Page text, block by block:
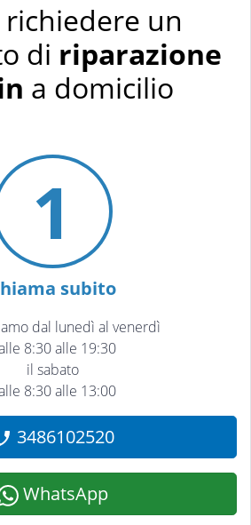
richiedere un
di riparazione
a domicilio
1
subito
dal lunedì al venerdì
8:30 alle 19:30
il sabato
8:30 alle 13:00
3486102520
WhatsApp